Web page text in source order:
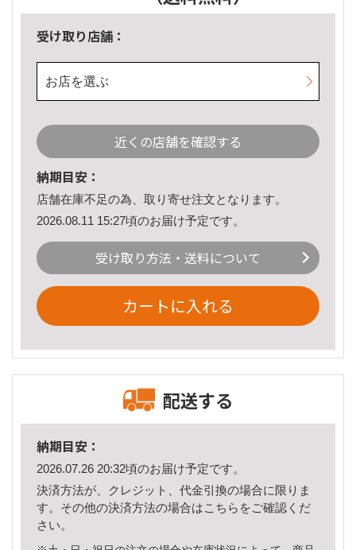
受け取り店舗：
お店を選ぶ
近くの店舗を確認する
納期目安：
店舗在庫不足の為、取り寄せ注文となります。
2026.08.11 15:27頃のお届け予定です。
受け取り方法・送料について
カートに入れる
配送する
納期目安：
2026.07.26 20:32頃のお届け予定です。
決済方法が、クレジット、代金引換の場合に限りま
す。その他の決済方法の場合はこちら をご確認くだ
さい。